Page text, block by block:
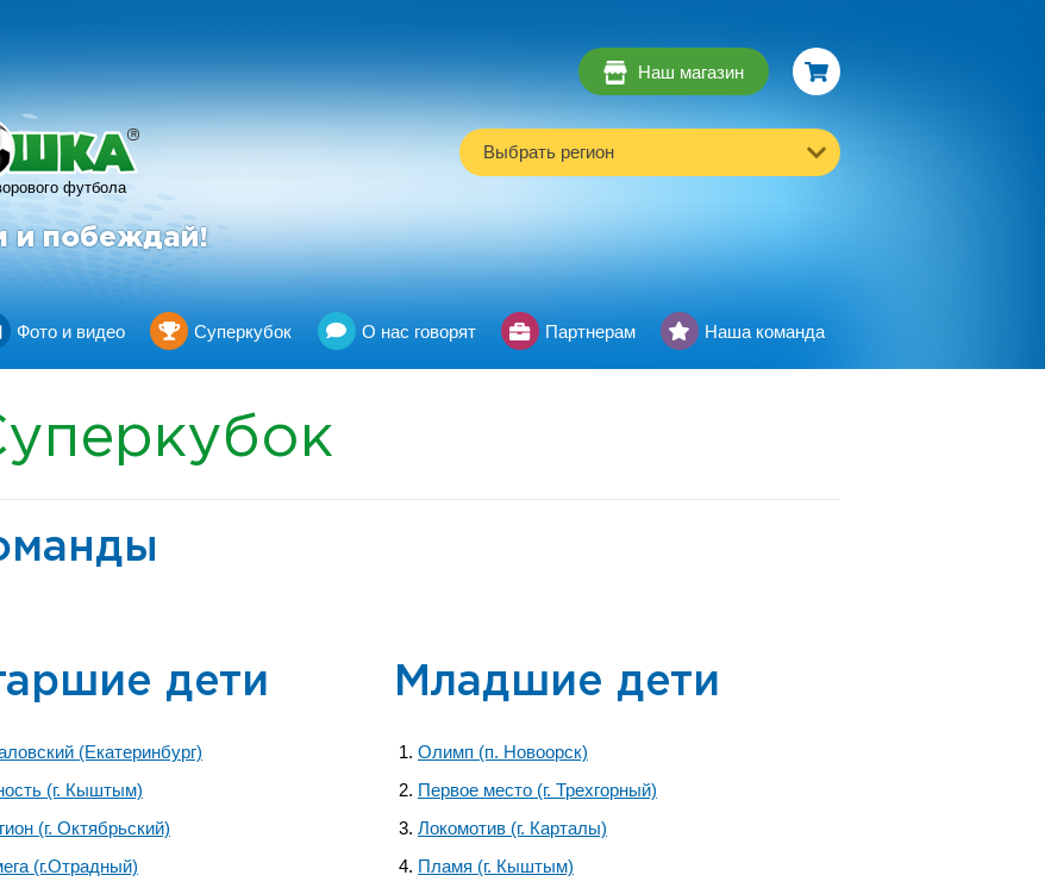
футбола
R
и побеждай!
Наш магазин
Выбрать регион
Фото и видео Суперкубок О нас говорят Партнерам Наша команда
дети
(Екатеринбург)
(г. Кыштым)
(г. Октябрьский)
(г.Отрадный)
Младшие дети
Олимп (п. Новоорск)
Первое место (г. Трехгорный)
Локомотив (г. Карталы)
Пламя (г. Кыштым)